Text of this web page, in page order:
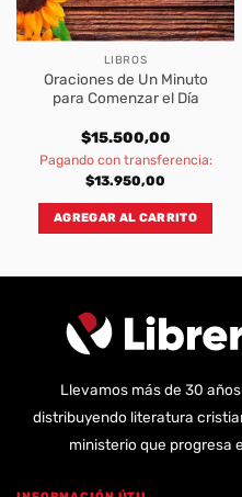
LIBROS
Oraciones de Un Minuto
para Comenzar el Día
$15.500,00
Pagando con transferencia:
$13.950,00
AGREGAR AL CARRITO
Llevamos más de 30
distribuyendo literatura
ministerio que progresa